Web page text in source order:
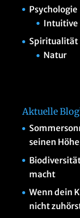
Psychologie
Intuitive
Spiritualität
Natur
Aktuelle
seinen
macht
Wenn dein
nicht